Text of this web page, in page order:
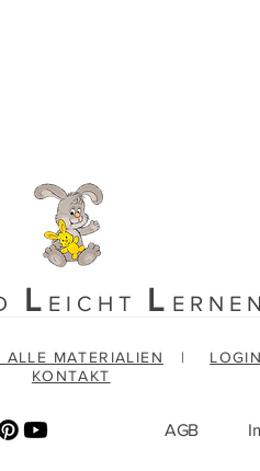
L EICHT L ERNEN
MATERIALIEN |
KONTAKT
AGB